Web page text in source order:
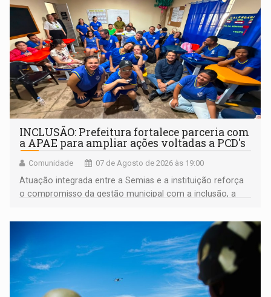
INCLUSÃO: Prefeitura fortalece parceria com
a APAE para ampliar ações voltadas a PCD's
Comunidade 07 de Agosto de 2026 às 19:00
Atuação integrada entre a Semias e a instituição reforça
o compromisso da gestão municipal com a inclusão, a